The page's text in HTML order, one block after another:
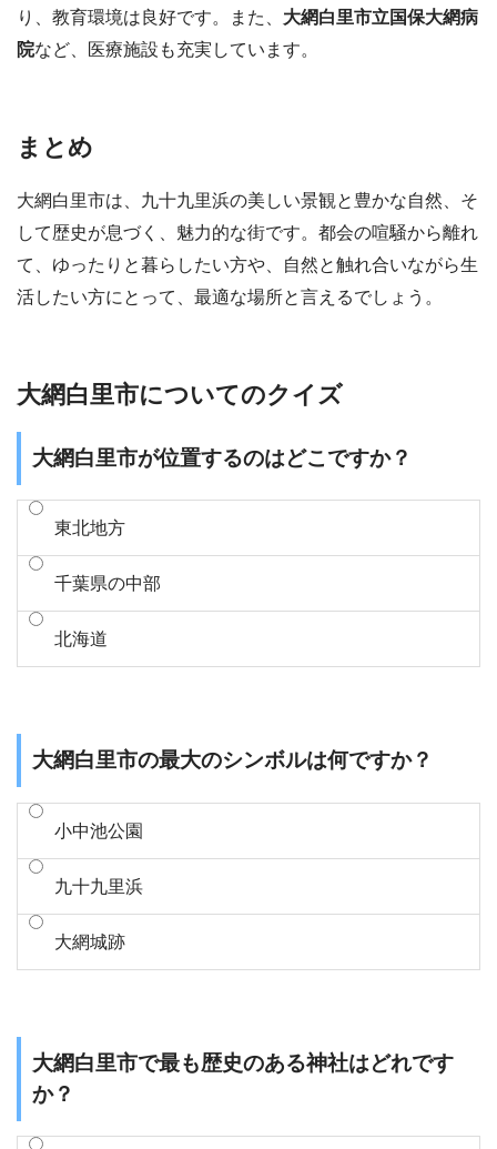
り、教育環境は良好です。また、 大網白里市立国保大網病
院など、医療施設も充実しています。
まとめ
大網白里市は、九十九里浜の美しい景観と豊かな自然、そ
して歴史が息づく、魅力的な街です。都会の喧騒から離れ
て、ゆったりと暮らしたい方や、自然と触れ合いながら生
活したい方にとって、最適な場所と言えるでしょう。
大網白里市についてのクイズ
大網白里市が位置するのはどこですか？
東北地方
千葉県の中部
北海道
大網白里市の最大のシンボルは何ですか？
小中池公園
九十九里浜
大網城跡
大網白里市で最も歴史のある神社はどれです
か？